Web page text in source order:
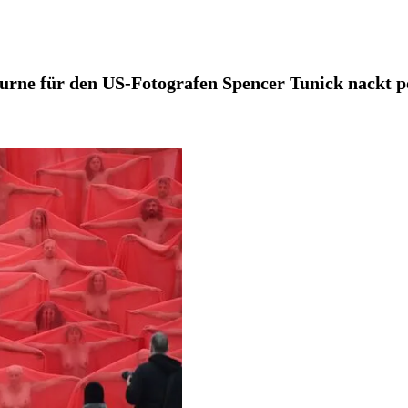
für den US-Fotografen Spencer Tunick nackt